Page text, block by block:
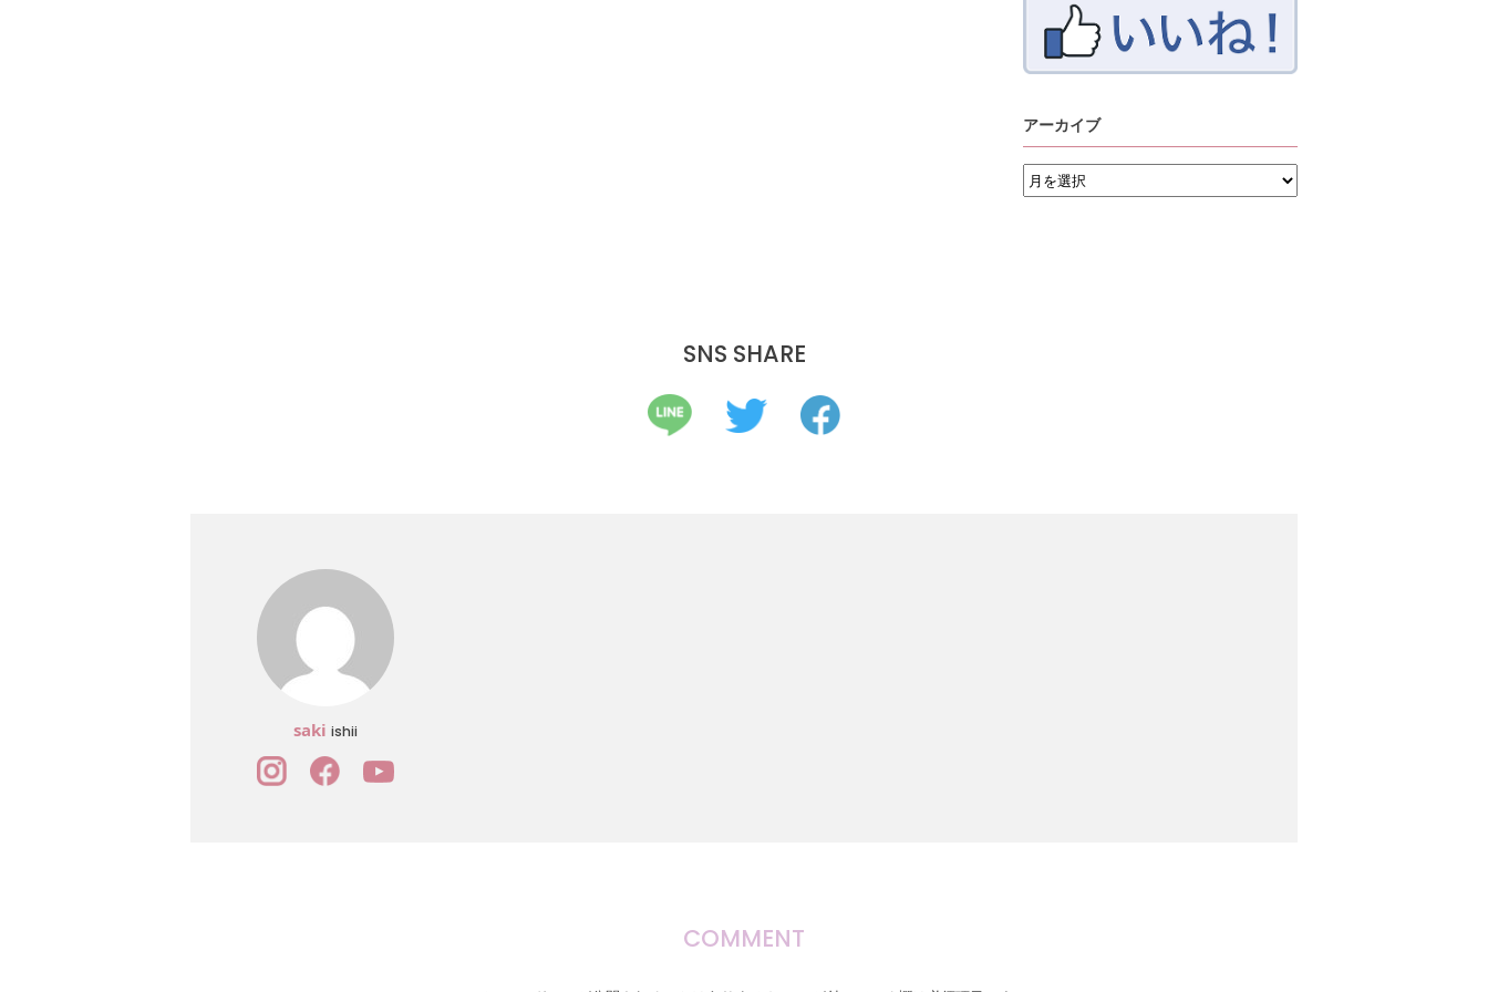
アーカイブ
ア
ー
カ
SNS SHARE
saki ishii
COMMENT